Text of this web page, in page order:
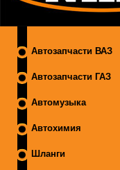
Автозапчасти ВАЗ
Автозапчасти ГАЗ
Автомузыка
Автохимия
Шланги